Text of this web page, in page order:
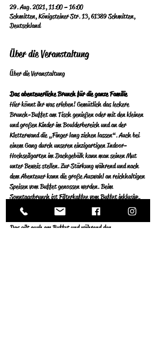
29. Aug. 2021, 11:00 – 16:00
Schmitten, Königsteiner Str. 13, 61389 Schmitten,
Deutschland
Über die Veranstaltung
Das abenteuerliche Brunch für die ganze Familie
Hier könnt ihr was erleben! Gemütlich das leckere
Brunch-Buffet am  Tisch genießen oder mit den kleinen
und großen Kinder im Boulderbereich  und an der
Kletterwand die „Finger lang ziehen lassen“. Auch bei
einem  Gang durch unseren einzigartigen Indoor-
Hochseilgarten im Dachgebälk  kann man seinen Mut
unter Beweis stellen. Zur Stärkung während und nach
dem Abenteuer kann die große Auswahl an reichhaltigen
Speisen vom Buffet  genossen werden. Beim
Sonntagsbrunch ist Filterkaffee vom Buffet  inklusive.
Auf Grund von Corona ist außerhalb des Tisches für
Kinder über 6  Jahren und Erwachsenen Maskenpflicht.
Das gilt auch am Buffet und während  den